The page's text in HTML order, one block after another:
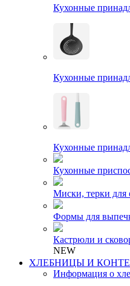
Кухонные
Кухонные
Кухонные
Кухонные
Миски, терки для
Формы для
Кастрюли и
NEW
ХЛЕБНИЦЫ И
Информация о